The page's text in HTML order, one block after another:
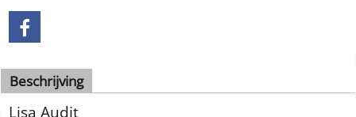
Beschrijving